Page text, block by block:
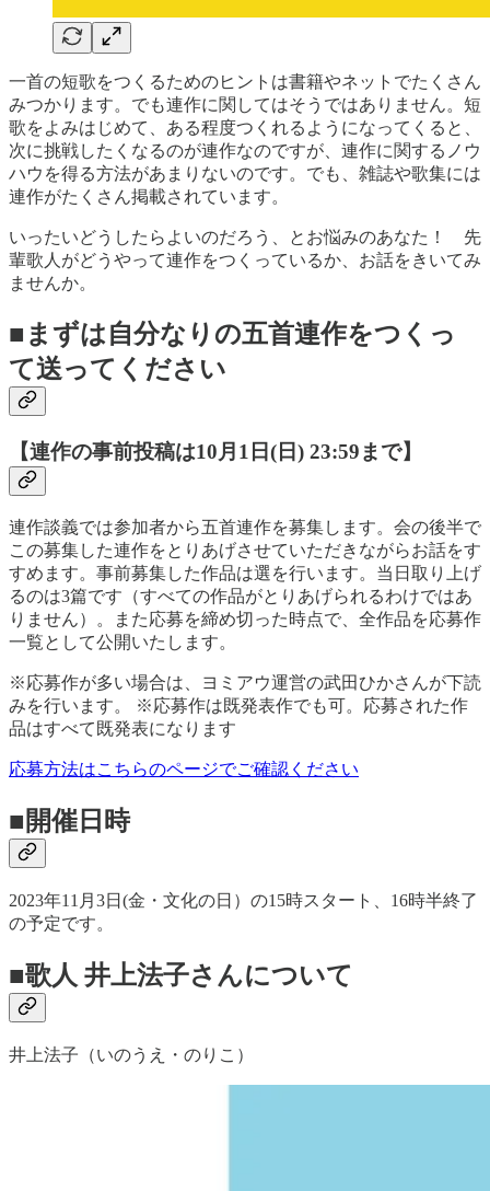
一首の短歌をつくるためのヒントは書籍やネットでたくさん
みつかります。でも連作に関してはそうではありません。短
歌をよみはじめて、ある程度つくれるようになってくると、
次に挑戦したくなるのが連作なのですが、連作に関するノウ
ハウを得る方法があまりないのです。でも、雑誌や歌集には
連作がたくさん掲載されています。
いったいどうしたらよいのだろう、とお悩みのあなた！ 先
輩歌人がどうやって連作をつくっているか、お話をきいてみ
ませんか。
■まずは自分なりの五首連作をつくっ
て送ってください
【連作の事前投稿は10月1日(日) 23:59まで】
連作談義では参加者から五首連作を募集します。会の後半で
この募集した連作をとりあげさせていただきながらお話をす
すめます。事前募集した作品は選を行います。当日取り上げ
るのは3篇です（すべての作品がとりあげられるわけではあ
りません）。また応募を締め切った時点で、全作品を応募作
一覧として公開いたします。
※応募作が多い場合は、ヨミアウ運営の武田ひかさんが下読
みを行います。 ※応募作は既発表作でも可。応募された作
品はすべて既発表になります
応募方法はこちらのページでご確認ください
■開催日時
2023年11月3日(金・文化の日）の15時スタート、16時半終了
の予定です。
■歌人 井上法子さんについて
井上法子（いのうえ・のりこ）